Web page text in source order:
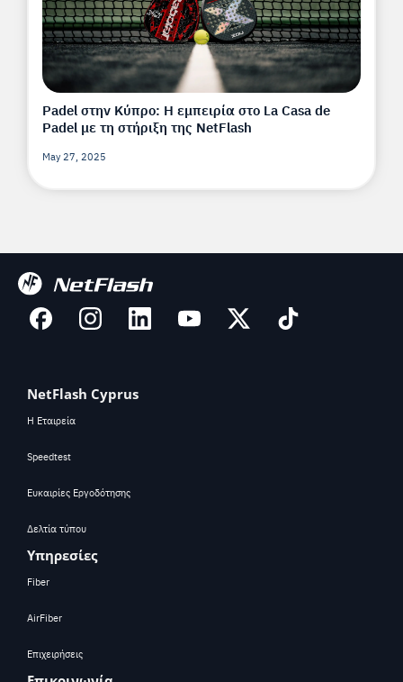
Padel στην Κύπρο: Η εμπειρία στο La Casa de
Padel με τη στήριξη της NetFlash
May 27, 2025
NetFlash Cyprus
Η Εταιρεία
Speedtest
Ευκαιρίες Εργοδότησης
Δελτία τύπου
Υπηρεσίες
Fiber
AirFiber
Επιχειρήσεις